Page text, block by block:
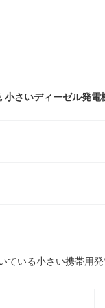
, 小さいディーゼル発電
ている小さい携帯用